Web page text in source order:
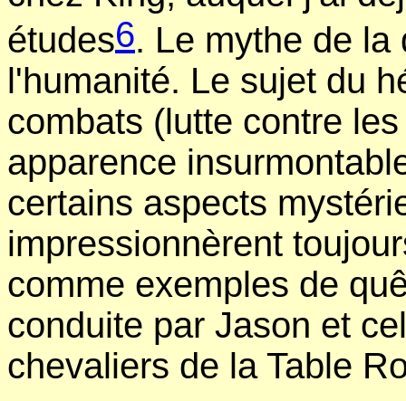
études6. Le mythe de la
l'humanité. Le sujet du
combats (lutte contre
apparence
certains aspects
impressionnèrent
comme exemples de
conduite par Jason et
chevaliers de la Table